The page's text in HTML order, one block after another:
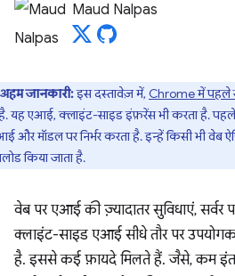
Maud Nalpas
अहम जानकारी:इस दस्तावेज़ में, Chrome में
यह एआई, क्लाइंट-साइड इंफ़रेंस भी करता है.
और मॉडल पर निर्भर करता है. इन्हें किसी भी
किया जाता है.
वेब पर एआई की ज़्यादातर सुविधाएं, सर्वर
क्लाइंट-साइड एआई सीधे तौर पर
है. इससे कई फ़ायदे मिलते हैं. जैसे, कम